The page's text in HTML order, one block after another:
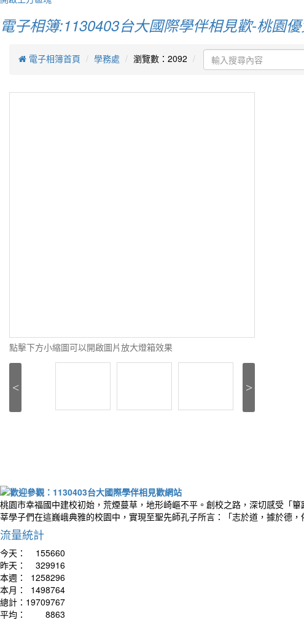
電子相簿:1130403台大國際學伴相見歡-桃園
電子相簿首頁 學務處 瀏覽數：2092
點擊下方小縮圖可以開啟圖片放大燈箱效果
< >
桃園市幸福國中建校初始，荒煙蔓草，地形崎嶇不平。創校之路，深切感受「
莘學子們在這巍峨典雅的校園中，實現至聖先師孔子所言：「志於道，據於德
流量統計
今天：
155660
昨天：
329916
本週：
1258296
本月：
1498764
總計： 19709767
平均：
8863